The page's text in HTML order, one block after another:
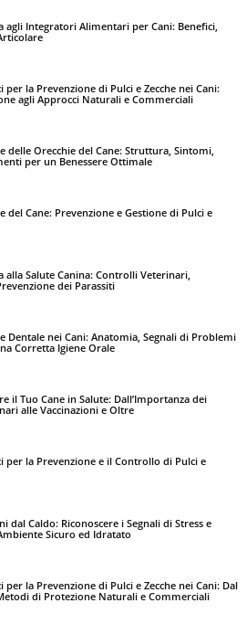
agli Integratori Alimentari per Cani: Benefici,
per la Prevenzione di Pulci e Zecche nei Cani:
agli Approcci Naturali e Commerciali
delle Orecchie del Cane: Struttura, Sintomi,
per un Benessere Ottimale
del Cane: Prevenzione e Gestione di Pulci e
alla Salute Canina: Controlli Veterinari,
dei Parassiti
Dentale nei Cani: Anatomia, Segnali di Problemi
Corretta Igiene Orale
il Tuo Cane in Salute: Dall’Importanza dei
alle Vaccinazioni e Oltre
per la Prevenzione e il Controllo di Pulci e
dal Caldo: Riconoscere i Segnali di Stress e
Sicuro ed Idratato
per la Prevenzione di Pulci e Zecche nei Cani: Dal
di Protezione Naturali e Commerciali